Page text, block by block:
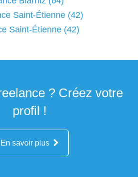
Saint-Étienne (42)
Saint-Étienne (42)
? Créez votre
profil !
En savoir plus